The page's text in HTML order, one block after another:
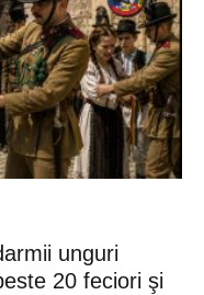
unguri
20 feciori şi